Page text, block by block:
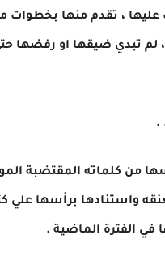
عليها ، تقدم منها
، لم تبدي ضيقها او رفضها
.
من كلماته المقتضبة
واستنادها برأسها علي
في الفترة الماضية .